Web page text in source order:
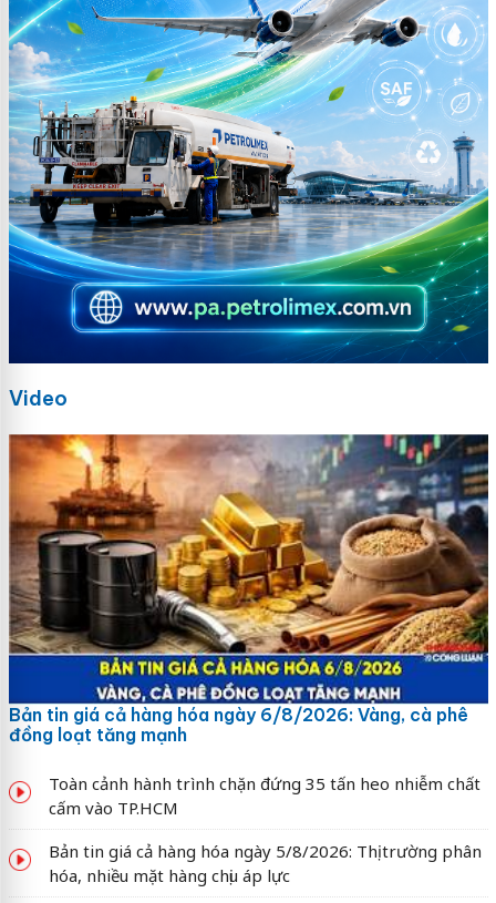
Video
Bản tin giá cả hàng hóa ngày 6/8/2026: Vàng, cà phê
đồng loạt tăng mạnh
Toàn cảnh hành trình chặn đứng 35 tấn heo nhiễm chất
cấm vào TP.HCM
Bản tin giá cả hàng hóa ngày 5/8/2026: Thị trường phân
hóa, nhiều mặt hàng chịu áp lực